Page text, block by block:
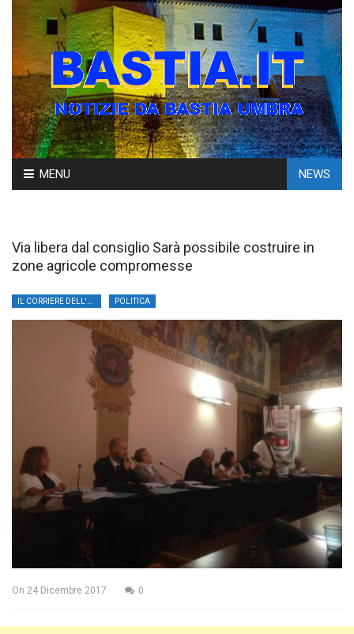
Skip
to
MENU NEWS
Via libera dal consiglio Sarà possibile costruire in
zone agricole compromesse
POLITICA
On 24 Dicembre 2017 0